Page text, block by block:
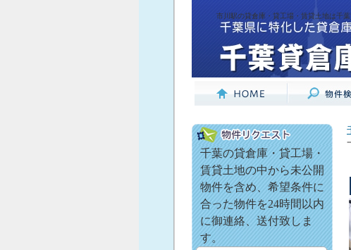
市川駅の貸倉庫・貸工場・賃貸土地は千葉
千葉の貸倉庫・貸工場・
賃貸土地の中から未公開
物件を含め、希望条件に
合った物件を24時間以内
に御連絡、送付致しま
す。